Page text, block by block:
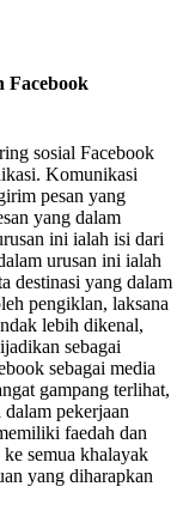
Facebook
sosial Facebook
Komunikasi
pesan yang
yang dalam
ini ialah isi dari
urusan ini ialah
destinasi yang dalam
pengiklan, laksana
lebih dikenal,
sebagai
sebagai media
gampang terlihat,
pekerjaan
faedah dan
semua khalayak
yang diharapkan